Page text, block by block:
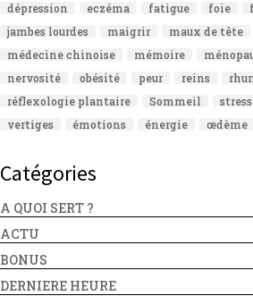
dépression
eczéma fatigue foie
jambes lourdes
maigrir maux de tête
médecine chinoise
mémoire
nervosité
obésité peur reins
réflexologie plantaire
Sommeil stress
vertiges
émotions énergie œdème
Catégories
A QUOI SERT ?
ACTU
BONUS
DERNIERE HEURE